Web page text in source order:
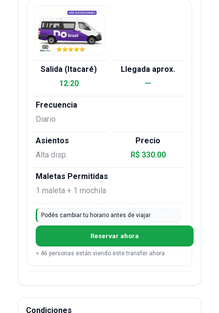
12:20 —
Diario
Alta disp. R$ 330.00
1 maleta + 1 mochila
Podés cambiar tu horario antes de viajar
Reservar ahora
≈ 46 personas están viendo este transfer ahora
Condiciones